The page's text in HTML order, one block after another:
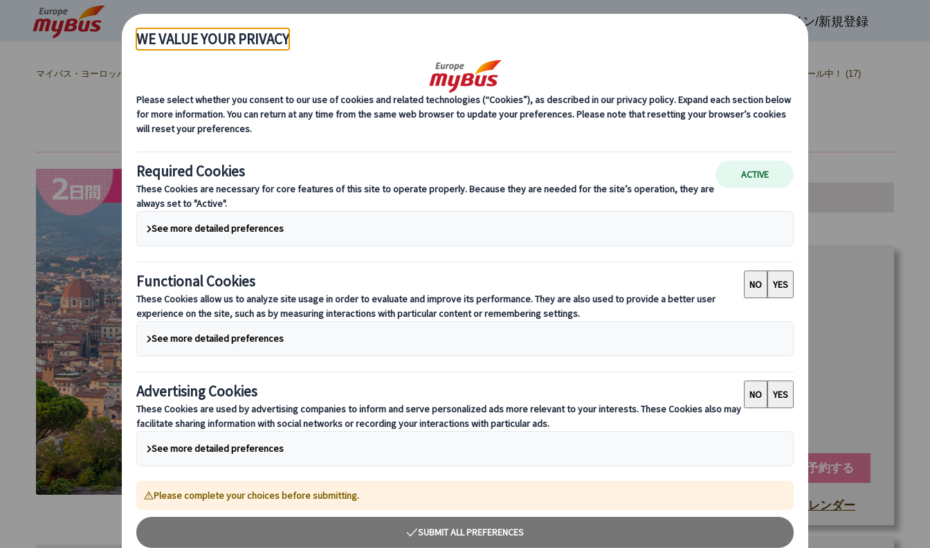
ログイン/新規登録
マイバス・ヨーロッパ ヨーロッパ周遊旅行『ランドクルーズ』 (59) 【10％OFF】まだ間に合う！夏セール中！ (17)
フィレンツェ、ピサ、チンクエテッレ1泊2日 (ローマ発ミラノ着)
料金・空席カレンダー・お申込み
114.00 EUR
5 名様参加時 136.00 EUR
326.00 EUR
1 名様参加時 600.00 EUR
予約する
もっと詳しい情報
空席カレンダー
0 歳以上